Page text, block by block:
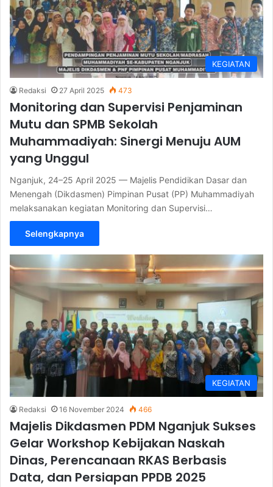
KEGIATAN
Redaksi 27 April 2025 473
Monitoring dan Supervisi Penjaminan
Mutu dan SPMB Sekolah
Muhammadiyah: Sinergi Menuju AUM
yang Unggul
Nganjuk, 24–25 April 2025 — Majelis Pendidikan Dasar dan
Menengah (Dikdasmen) Pimpinan Pusat (PP) Muhammadiyah
melaksanakan kegiatan Monitoring dan Supervisi…
Selengkapnya
KEGIATAN
Redaksi 16 November 2024 466
Majelis Dikdasmen PDM Nganjuk Sukses
Gelar Workshop Kebijakan Naskah
Dinas, Perencanaan RKAS Berbasis
Data, dan Persiapan PPDB 2025